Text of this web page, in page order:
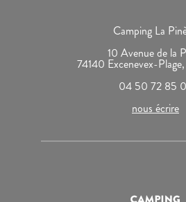
Camping La
10 Avenue de la
74140 Excenevex-
04 50 72 85
nous écrire